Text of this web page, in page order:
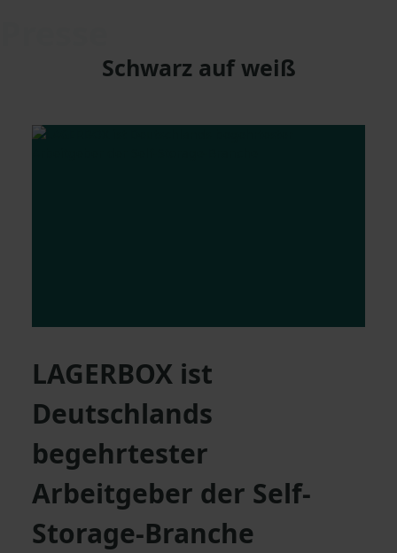
Schwarz auf weiß
LAGERBOX ist
Deutschlands
begehrtester
Arbeitgeber der Self-
Storage-Branche